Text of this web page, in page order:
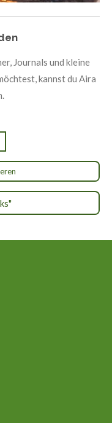
Journals und kleine
kannst du Aira